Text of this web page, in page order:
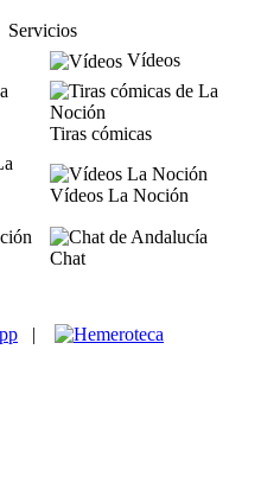
Servicios
Vídeos
Tiras cómicas
Vídeos La Noción
Chat
|